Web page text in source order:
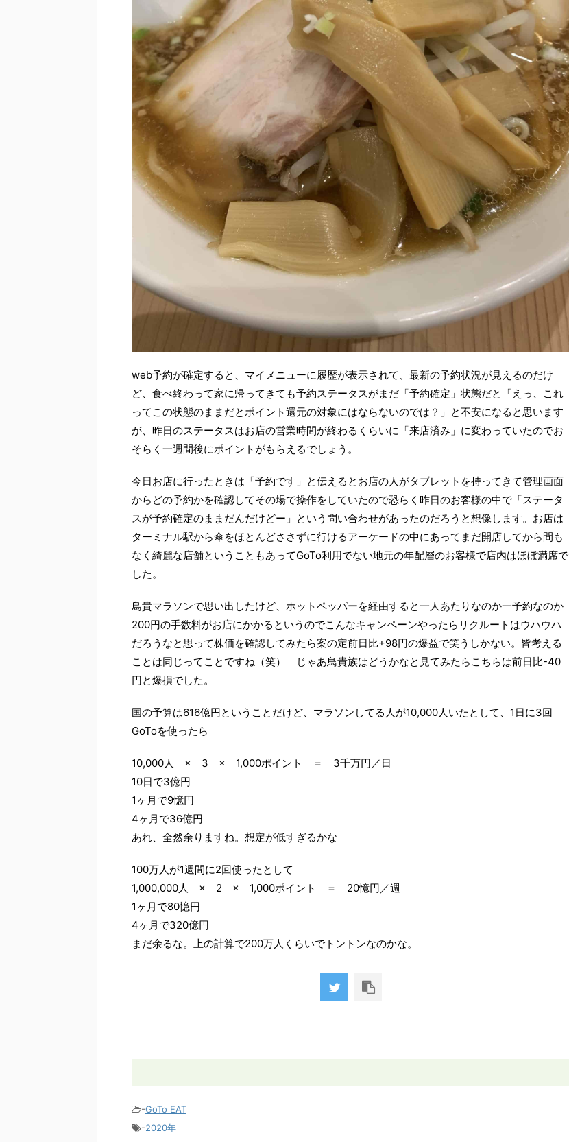
web予約が確定すると、マイメニューに履歴が表示されて、最新の予約状況が見えるのだけ
ど、食べ終わって家に帰ってきても予約ステータスがまだ「予約確定」状態だと「えっ、これ
ってこの状態のままだとポイント還元の対象にはならないのでは？」と不安になると思います
が、昨日のステータスはお店の営業時間が終わるくらいに「来店済み」に変わっていたのでお
そらく一週間後にポイントがもらえるでしょう。
今日お店に行ったときは「予約です」と伝えるとお店の人がタブレットを持ってきて管理画面
からどの予約かを確認してその場で操作をしていたので恐らく昨日のお客様の中で「ステータ
スが予約確定のままだんだけどー」という問い合わせがあったのだろうと想像します。お店は
ターミナル駅から傘をほとんどささずに行けるアーケードの中にあってまだ開店してから間も
なく綺麗な店舗ということもあってGoTo利用でない地元の年配層のお客様で店内はほぼ満席で
した。
鳥貴マラソンで思い出したけど、ホットペッパーを経由すると一人あたりなのか一予約なのか
200円の手数料がお店にかかるというのでこんなキャンペーンやったらリクルートはウハウハ
だろうなと思って株価を確認してみたら案の定前日比+98円の爆益で笑うしかない。皆考える
ことは同じってことですね（笑） じゃあ鳥貴族はどうかなと見てみたらこちらは前日比-40
円と爆損でした。
国の予算は616億円ということだけど、マラソンしてる人が10,000人いたとして、1日に3回
GoToを使ったら
10,000人 × 3 × 1,000ポイント ＝ 3千万円／日
10日で3億円
1ヶ月で9憶円
4ヶ月で36億円
あれ、全然余りますね。想定が低すぎるかな
100万人が1週間に2回使ったとして
1,000,000人 × 2 × 1,000ポイント ＝ 20憶円／週
1ヶ月で80憶円
4ヶ月で320億円
まだ余るな。上の計算で200万人くらいでトントンなのかな。
-GoTo EAT
-2020年